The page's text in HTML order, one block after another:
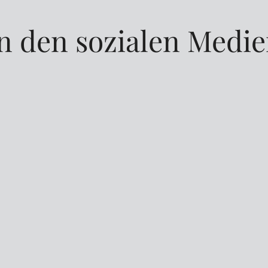
den sozialen